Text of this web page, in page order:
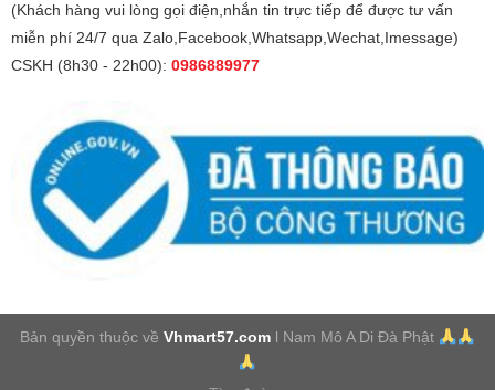
(Khách hàng vui lòng gọi điện,nhắn tin trực tiếp để được tư vấn
miễn phí 24/7 qua Zalo,Facebook,Whatsapp,Wechat,Imessage)
CSKH (8h30 - 22h00): 0986889977
Bản quyền thuộc vềVhmart57.com l Nam Mô A Di Đà Phật